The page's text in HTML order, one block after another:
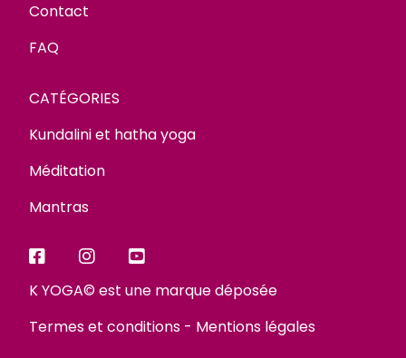
Contact
FAQ
CATÉGORIES
Kundalini et hatha yoga
Méditation
Mantras
K YOGA© est une marque déposée
Termes et conditions - Mentions légales